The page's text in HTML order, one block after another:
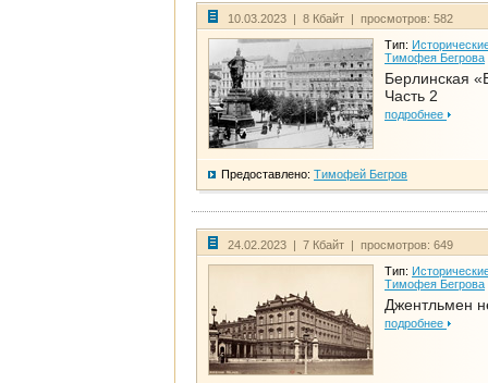
10.03.2023 | 8 Кбайт | просмотров: 582
Тип:
Тимофея Бегрова
Берлинская
Часть 2
подробнее
Предоставлено: Тимофей Бегров
24.02.2023 | 7 Кбайт | просмотров: 649
Тип:
Тимофея Бегрова
Джентльмен
подробнее